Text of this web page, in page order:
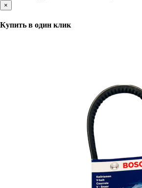
×
Купить в один клик